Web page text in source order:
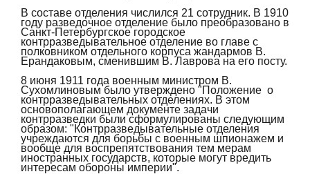
В составе отделения числился 21 сотрудник. В 1910
году разведочное отделение было преобразовано в
Санкт-Петербургское городское
контрразведывательное отделение во главе с
полковником отдельного корпуса жандармов В.
Ерандаковым, сменившим В. Лаврова на его посту.
8 июня 1911 года военным министром В.
Сухомлиновым было утверждено "Положение о
контрразведывательных отделениях. В этом
основополагающем документе задачи
контрразведки были сформулированы следующим
образом: "Контрразведывательные отделения
учреждаются для борьбы с военным шпионажем и
вообще для воспрепятствования тем мерам
иностранных государств, которые могут вредить
интересам обороны империи".